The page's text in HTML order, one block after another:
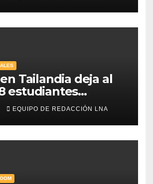
Tailandia deja al
estudiantes
y 30 heridos
EQUIPO DE REDACCIÓN LNA